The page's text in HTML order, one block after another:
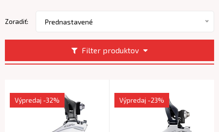
Filter produktov
Zoradiť: Prednastavené
Výpredaj -32% Výpredaj -23%